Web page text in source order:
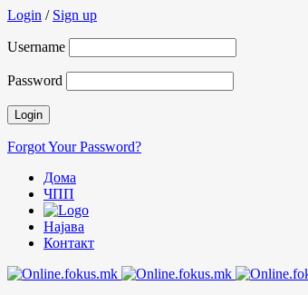
Login / Sign up
Username
Password
Forgot Your Password?
Дома
ЧПП
Најава
Контакт